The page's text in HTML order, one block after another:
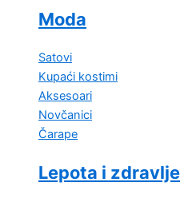
Moda
Satovi
Kupaći kostimi
Aksesoari
Novčanici
Čarape
Lepota i zdravlje